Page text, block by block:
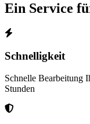
Ein Service
Schnelligkeit
Schnelle Bearbeitung
Stunden